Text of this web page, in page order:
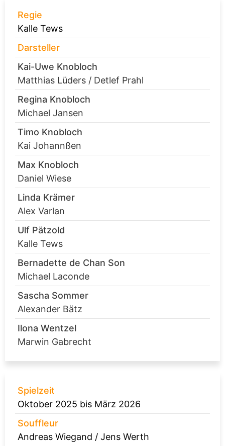
Regie
Kalle Tews
Darsteller
Kai-Uwe Knobloch
Matthias Lüders / Detlef Prahl
Regina Knobloch
Michael Jansen
Timo Knobloch
Kai Johannßen
Max Knobloch
Daniel Wiese
Linda Krämer
Alex Varlan
Ulf Pätzold
Kalle Tews
Bernadette de Chan Son
Michael Laconde
Sascha Sommer
Alexander Bätz
Ilona Wentzel
Marwin Gabrecht
Spielzeit
Oktober 2025 bis März 2026
Souffleur
Andreas Wiegand / Jens Werth